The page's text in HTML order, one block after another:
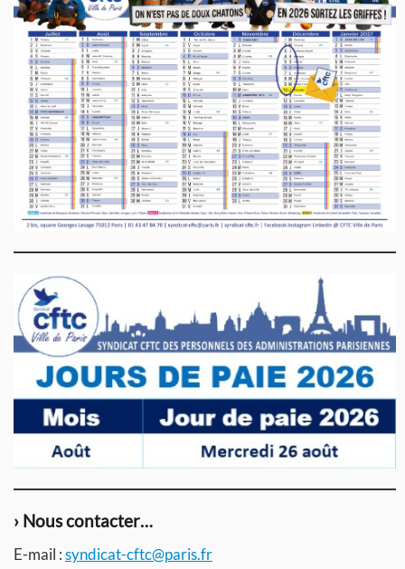
› Nous contacter…
E-mail :syndicat-cftc@paris.fr